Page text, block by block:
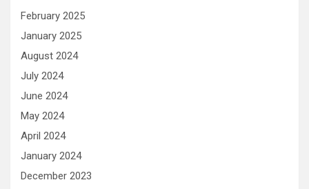
February 2025
January 2025
August 2024
July 2024
June 2024
May 2024
April 2024
January 2024
December 2023